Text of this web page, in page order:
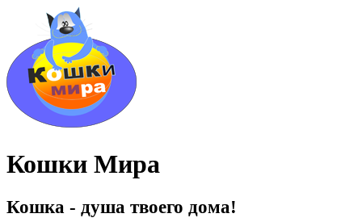
Кошки Мира
Кошка - душа твоего дома!